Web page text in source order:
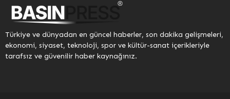
düzenlenecek olan ‘Lise ve
Üniversiteler Arası League
Spor Turnuvası’ için
müracaatlar başladı.
tanımlanması gerektiğini
vurguladı. Gürsoy, bir
kulübün yalnızca
Türkiye ve dünyadan en güncel haberler, son dakika gelişmeleri,
ekonomi, siyaset, teknoloji, spor ve kültür-sanat içerikleriyle
tarafsız ve güvenilir haber kaynağınız.